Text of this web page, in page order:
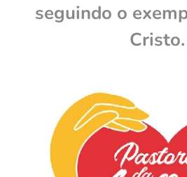
seguindo o
Cristo.